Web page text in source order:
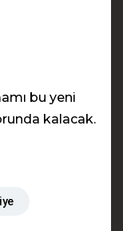
bu yeni
kalacak.